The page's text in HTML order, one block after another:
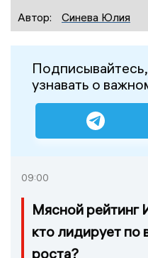
Автор:
Синева Юлия
узнавать о
09:00
Мясной рейтинг
кто лидирует по
роста?